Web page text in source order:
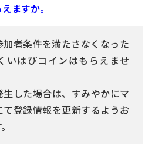
ますか。
加者条件を満たさなくなった
いはぴコインはもらえませ
生した場合は、すみやかにマ
て登録情報を更新するようお